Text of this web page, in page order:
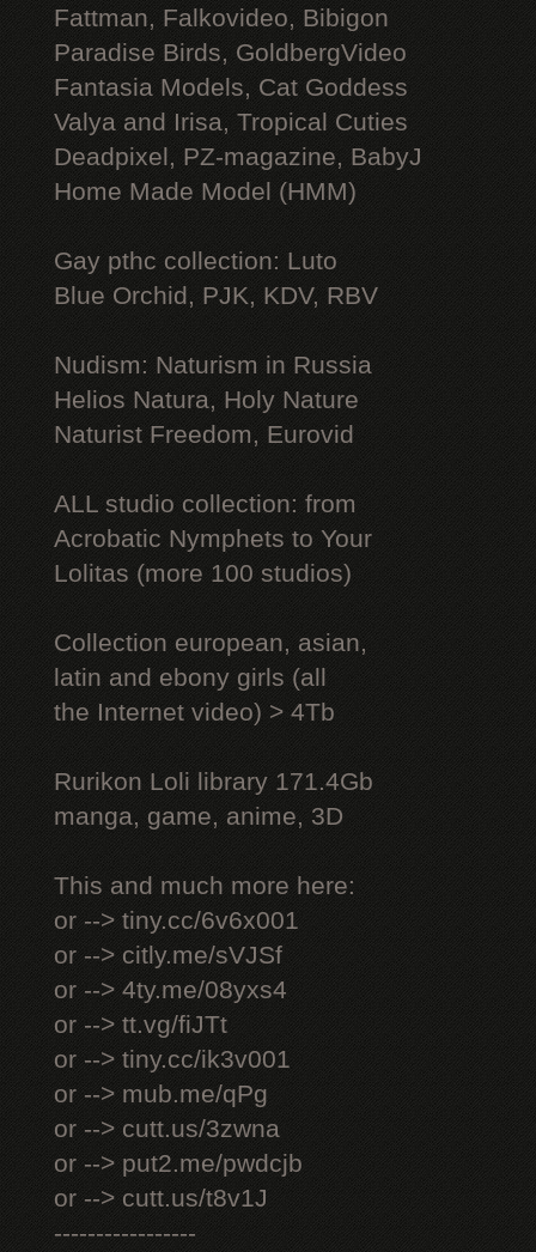
Fattman, Falkovideo, Bibigon
Paradise Birds, GoldbergVideo
Fantasia Models, Cat Goddess
Valya and Irisa, Tropical Cuties
Deadpixel, PZ-magazine, BabyJ
Home Made Model (HMM)
Gay рthс collection: Luto
Blue Orchid, PJK, KDV, RBV
Nudism: Naturism in Russia
Helios Natura, Holy Nature
Naturist Freedom, Eurovid
ALL studio collection: from
Acrobatic Nymрhеts to Your
Lоlitаs (more 100 studios)
Collection european, asian,
latin and ebony girls (all
the Internet video) > 4Tb
Rurikon Lоli library 171.4Gb
manga, game, anime, 3D
This and much more here:
or --> tiny.cc/6v6x001
or --> citly.me/sVJSf
or --> 4ty.me/08yxs4
or --> tt.vg/fiJTt
or --> tiny.cc/ik3v001
or --> mub.me/qPg
or --> cutt.us/3zwna
or --> put2.me/pwdcjb
or --> cutt.us/t8v1J
-----------------